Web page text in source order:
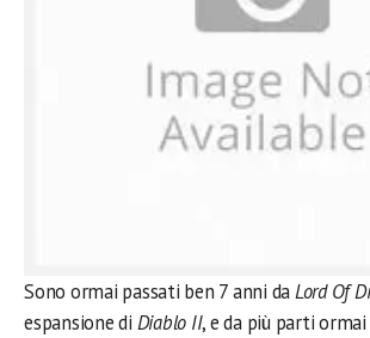
Sono ormai passati ben 7 anni daLord Of
espansione di Diablo II, e da più parti